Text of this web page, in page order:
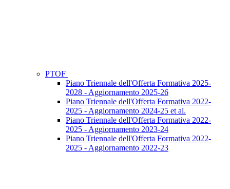
PTOF
Piano Triennale dell'Offerta Formativa 2025-
2028 - Aggiornamento 2025-26
Piano Triennale dell'Offerta Formativa 2022-
2025 - Aggiornamento 2024-25 et al.
Piano Triennale dell'Offerta Formativa 2022-
2025 - Aggiornamento 2023-24
Piano Triennale dell'Offerta Formativa 2022-
2025 - Aggiornamento 2022-23